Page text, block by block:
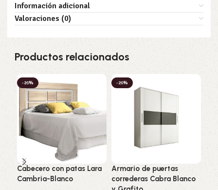
Información adicional
Valoraciones (0)
Productos relacionados
-20%
Cabecero con patas Lara
Cambria-Blanco
-20%
Armario de puertas
correderas Cabra Blanco
-